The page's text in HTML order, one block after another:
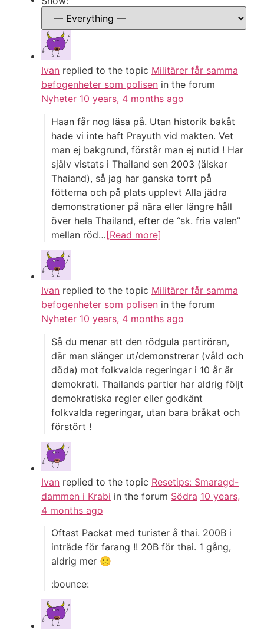
Ivan replied to the topic Militärer får samma
befogenheter som polisen in the forum
Nyheter 10 years, 4 months ago
Haan får nog läsa på. Utan historik bakåt
hade vi inte haft Prayuth vid makten. Vet
man ej bakgrund, förstår man ej nutid ! Har
själv vistats i Thailand sen 2003 (älskar
Thaiand), så jag har ganska torrt på
fötterna och på plats upplevt Alla jädra
demonstrationer på nära eller längre håll
över hela Thailand, efter de “sk. fria valen”
mellan röd…[Read more]
Ivan replied to the topic Militärer får samma
befogenheter som polisen in the forum
Nyheter 10 years, 4 months ago
Så du menar att den rödgula partiröran,
där man slänger ut/demonstrerar (våld och
döda) mot folkvalda regeringar i 10 år är
demokrati. Thailands partier har aldrig följt
demokratiska regler eller godkänt
folkvalda regeringar, utan bara bråkat och
förstört !
Ivan replied to the topic Resetips: Smaragd-
dammen i Krabi in the forum Södra 10 years,
4 months ago
Oftast Packat med turister å thai. 200B i
inträde för farang !! 20B för thai. 1 gång,
aldrig mer 🙁
:bounce: